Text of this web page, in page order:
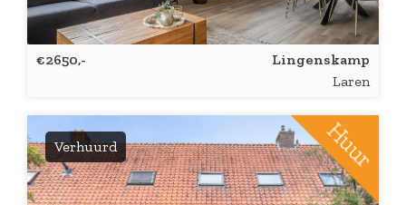
Lingenskamp
Laren
€2650,-
Verhuurd